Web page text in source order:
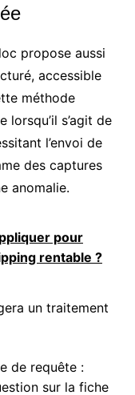
propose aussi
accessible
méthode
lorsqu’il s’agit de
l’envoi de
des captures
anomalie.
pour
rentable ?
un traitement
de requête :
sur la fiche